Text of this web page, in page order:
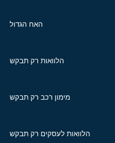
האח הגדול
הלוואות רק תבקש
מימון רכב רק תבקש
הלוואות לעסקים רק תבקש